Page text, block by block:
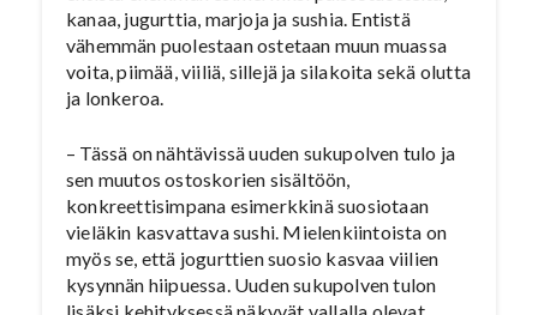
kanaa, jugurttia, marjoja ja sushia. Entistä
vähemmän puolestaan ostetaan muun muassa
voita, piimää, viiliä, sillejä ja silakoita sekä olutta
ja lonkeroa.
– Tässä on nähtävissä uuden sukupolven tulo ja
sen muutos ostoskorien sisältöön,
konkreettisimpana esimerkkinä suosiotaan
vieläkin kasvattava sushi. Mielenkiintoista on
myös se, että jogurttien suosio kasvaa viilien
kysynnän hiipuessa. Uuden sukupolven tulon